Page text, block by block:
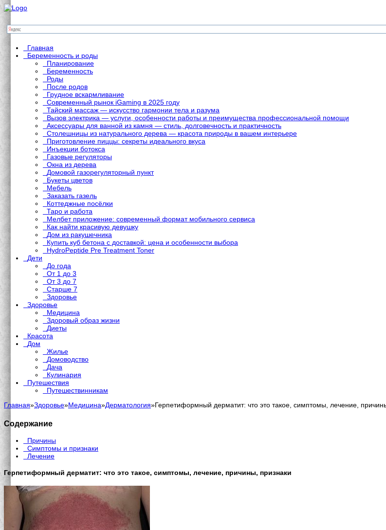
Главная
Беременность и роды
Планирование
Беременность
Роды
После родов
Грудное вскармливание
Современный рынок iGaming в 2025 году
Тайский массаж — искусство гармонии тела и разума
Вызов электрика — услуги, особенности работы и преимущества профессиональной помощи
Аксессуары для ванной из камня — стиль, долговечность и практичность
Столешницы из натурального дерева — красота природы в вашем интерьере
Приготовление пиццы: секреты идеального вкуса
Инъекции ботокса
Газовые регуляторы
Окна из дерева
Домовой газорегуляторный пункт
Букеты цветов
Мебель
Заказать газель
Коттеджные посёлки
Таро и работа
Мелбет приложение: современный формат мобильного сервиса
Как найти красивую девушку
Дом из ракушечника
Купить куб бетона с доставкой: цена и особенности выбора
HydroPeptide Pre Treatment Toner
Дети
До года
От 1 до 3
От 3 до 7
Старше 7
Здоровье
Здоровье
Медицина
Здоровый образ жизни
Диеты
Красота
Дом
Жилье
Домоводство
Дача
Кулинария
Путешествия
Путешествинникам
Главная»Здоровье»Медицина»Дерматология»Герпетиформный дерматит: что это такое, симптомы, лечение,
Содержание
Причины
Симптомы и признаки
Лечение
Герпетиформный дерматит: что это такое, симптомы, лечение, причины, признаки